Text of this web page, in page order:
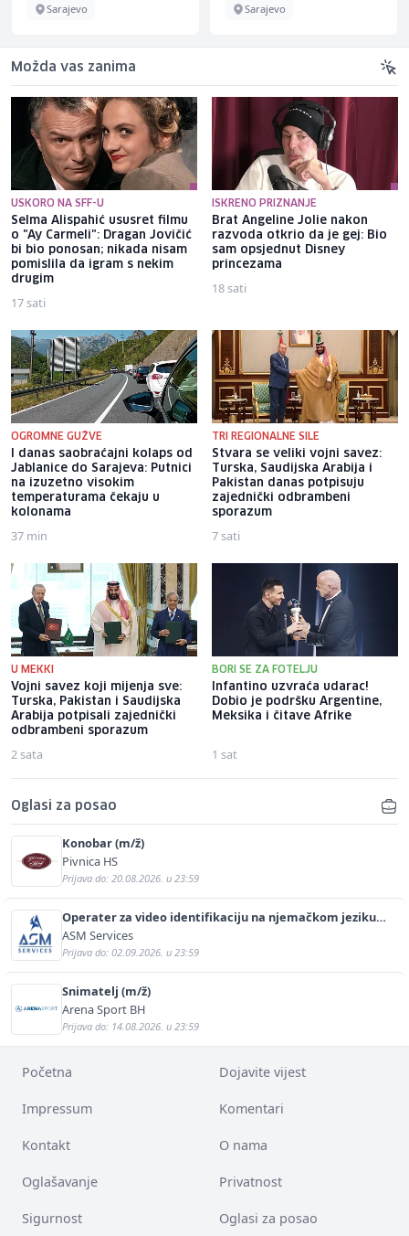
Sarajevo Sarajevo
Možda vas zanima
USKORO NA SFF-U
Selma Alispahić ususret filmu
o "Ay Carmeli": Dragan Jovičić
bi bio ponosan; nikada nisam
pomislila da igram s nekim
drugim
17 sati
ISKRENO PRIZNANJE
Brat Angeline Jolie nakon
razvoda otkrio da je gej: Bio
sam opsjednut Disney
princezama
18 sati
OGROMNE GUŽVE
I danas saobraćajni kolaps od
Jablanice do Sarajeva: Putnici
na izuzetno visokim
temperaturama čekaju u
kolonama
37 min
TRI REGIONALNE SILE
Stvara se veliki vojni savez:
Turska, Saudijska Arabija i
Pakistan danas potpisuju
zajednički odbrambeni
sporazum
7 sati
U MEKKI
Vojni savez koji mijenja sve:
Turska, Pakistan i Saudijska
Arabija potpisali zajednički
odbrambeni sporazum
2 sata
BORI SE ZA FOTELJU
Infantino uzvraća udarac!
Dobio je podršku Argentine,
Meksika i čitave Afrike
1 sat
Oglasi za posao
Konobar (m/ž)
Pivnica HS
Prijava do: 20.08.2026. u 23:59
Operater za video identifikaciju na njemačkom jeziku
(m/ž)
ASM Services
Prijava do: 02.09.2026. u 23:59
Snimatelj (m/ž)
Arena Sport BH
Prijava do: 14.08.2026. u 23:59
Početna Dojavite vijest
Impressum Komentari
Kontakt O nama
Oglašavanje Privatnost
Sigurnost Oglasi za posao